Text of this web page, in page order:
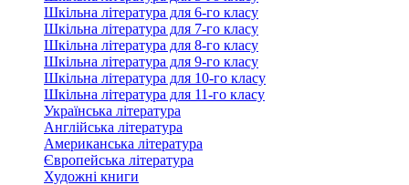
Шкільна література для 6-го класу
Шкільна література для 7-го класу
Шкільна література для 8-го класу
Шкільна література для 9-го класу
Шкільна література для 10-го класу
Шкільна література для 11-го класу
Українська література
Англійська література
Американська література
Європейська література
Художні книги